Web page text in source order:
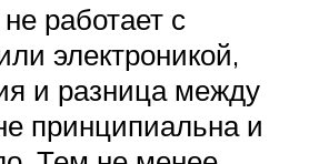
работает с
электроникой,
и разница между
принципиальна и